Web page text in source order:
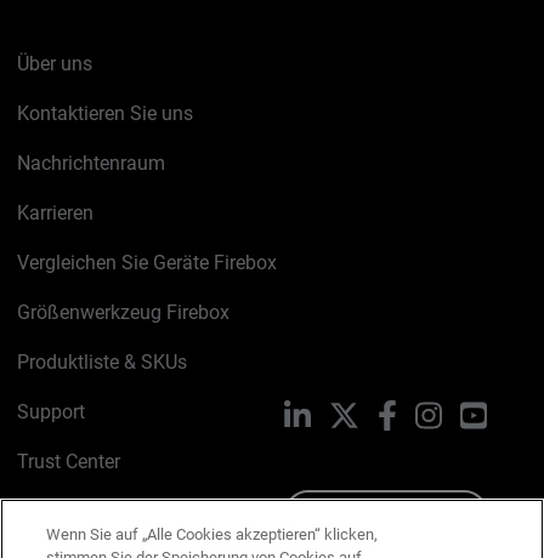
Über uns
Kontaktieren Sie uns
Nachrichtenraum
Karrieren
Vergleichen Sie Geräte Firebox
Größenwerkzeug Firebox
Produktliste & SKUs
Support
Trust Center
LinkedIn FacebookInstagram
Wenn Sie auf „Alle Cookies akzeptieren“ klicken,